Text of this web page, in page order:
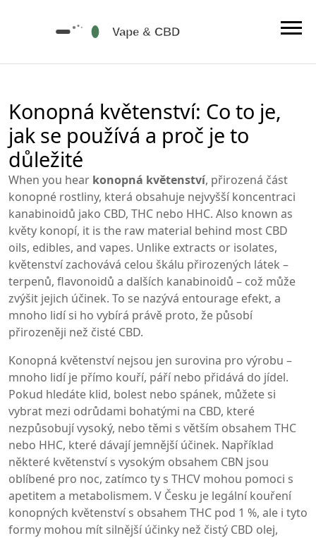
Konopná květenství: Co to je,
jak se používá a proč je to
důležité
When you hear konopná květenství, přirozená část
konopné rostliny, která obsahuje nejvyšší koncentraci
kanabinoidů jako CBD, THC nebo HHC. Also known as
květy konopí, it is the raw material behind most CBD
oils, edibles, and vapes. Unlike extracts or isolates,
květenství zachovává celou škálu přirozených látek –
terpenů, flavonoidů a dalších kanabinoidů – což může
zvýšit jejich účinek. To se nazývá entourage efekt, a
mnoho lidí si ho vybírá právě proto, že působí
přirozeněji než čisté CBD.
Konopná květenství nejsou jen surovina pro výrobu –
mnoho lidí je přímo kouří, páří nebo přidává do jídel.
Pokud hledáte klid, bolest nebo spánek, můžete si
vybrat mezi odrůdami bohatými na CBD, které
nezpůsobují vysoký, nebo těmi s větším obsahem THC
nebo HHC, které dávají jemnější účinek. Například
některé květenství s vysokým obsahem CBN jsou
oblíbené pro noc, zatímco ty s THCV mohou pomoci s
apetitem a metabolismem. V Česku je legální kouření
konopných květenství s obsahem THC pod 1 %, ale i tyto
formy mohou mít silnější účinky než čistý CBD olej,